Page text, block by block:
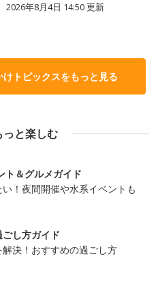
2026年8月4日 14:50更新
トピックスをもっと見る
と楽しむ
ト＆グルメガイド
！夜間開催や水系イベントも
し方ガイド
解決！おすすめの過ごし方